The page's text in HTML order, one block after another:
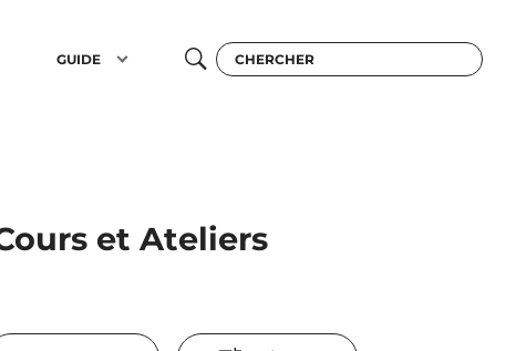
GUIDE
et Ateliers